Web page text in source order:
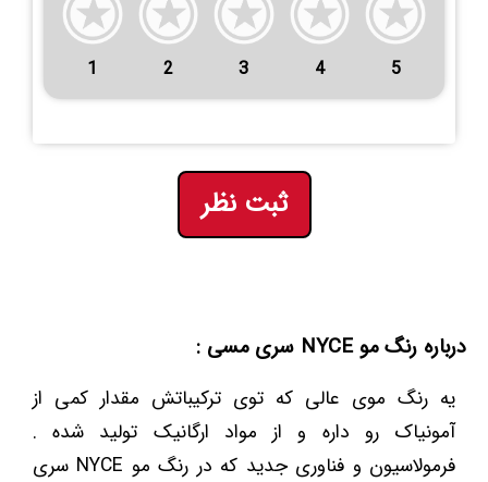
1 2 3 4 5
ثبت نظر
درباره رنگ مو NYCE سری مسی :
یه رنگ موی عالی که توی ترکیباتش مقدار کمی از
آمونیاک رو داره و از مواد ارگانیک تولید شده .
فرمولاسیون و فناوری جدید که در رنگ مو NYCE سری